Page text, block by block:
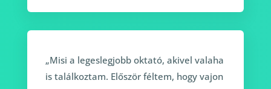
„Misi a legeslegjobb oktató, akivel valaha
is találkoztam. Először féltem, hogy vajon